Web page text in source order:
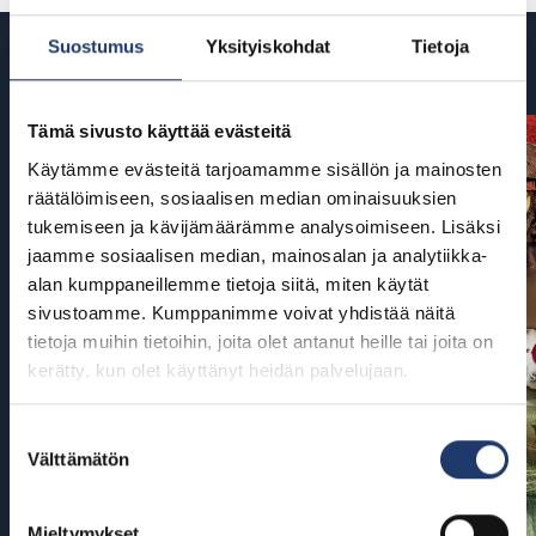
Suostumus Yksityiskohdat Tietoja
Tämä sivusto käyttää evästeitä
Käytämme evästeitä tarjoamamme sisällön ja mainosten
räätälöimiseen, sosiaalisen median ominaisuuksien
tukemiseen ja kävijämäärämme analysoimiseen. Lisäksi
jaamme sosiaalisen median, mainosalan ja analytiikka-
alan kumppaneillemme tietoja siitä, miten käytät
sivustoamme. Kumppanimme voivat yhdistää näitä
tietoja muihin tietoihin, joita olet antanut heille tai joita on
kerätty, kun olet käyttänyt heidän palvelujaan.
valinta
Välttämätön